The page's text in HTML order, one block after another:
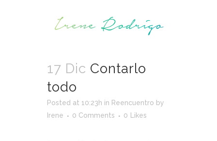
17 Dic Contarlo
todo
Posted at 10:23h in Reencuentro by
Irene
0 Comments 0 Likes